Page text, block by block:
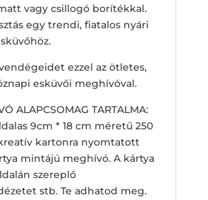
vagy csillogó borítékkal.
egy trendi, fiatalos nyári
ezzel az ötletes,
esküvői meghívóval.
ALAPCSOMAG TARTALMA:
9cm * 18 cm méretű 250
kartonra nyomtatott
mintájú meghívó. A kártya
szereplő
stb. Te adhatod meg.